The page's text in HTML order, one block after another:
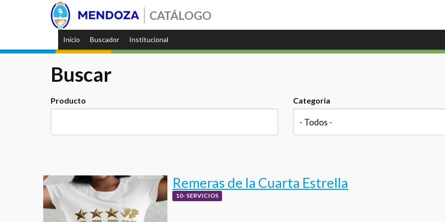
CATÁLOGO
Inicio Buscador Institucional
Buscar
Producto Categoria
Remeras de la Cuarta Estrella
10- SERVICIOS